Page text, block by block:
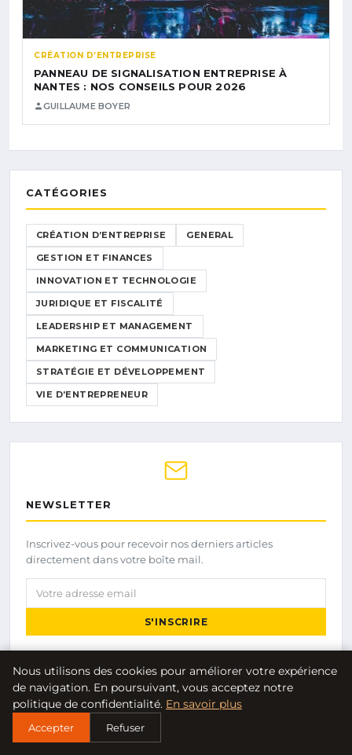
CRÉATION D’ENTREPRISE
PANNEAU DE SIGNALISATION ENTREPRISE À
NANTES : NOS CONSEILS POUR 2026
GUILLAUME BOYER
CATÉGORIES
CRÉATION D’ENTREPRISE GENERAL
GESTION ET FINANCES
INNOVATION ET TECHNOLOGIE
JURIDIQUE ET FISCALITÉ
LEADERSHIP ET MANAGEMENT
MARKETING ET COMMUNICATION
STRATÉGIE ET DÉVELOPPEMENT
VIE D’ENTREPRENEUR
NEWSLETTER
Inscrivez-vous pour recevoir nos derniers articles
directement dans votre boîte mail.
Votre adresse email
S'INSCRIRE
Nous utilisons des cookies pour améliorer votre expérience
de navigation. En poursuivant, vous acceptez notre
politique de confidentialité. En savoir plus
Accepter Refuser